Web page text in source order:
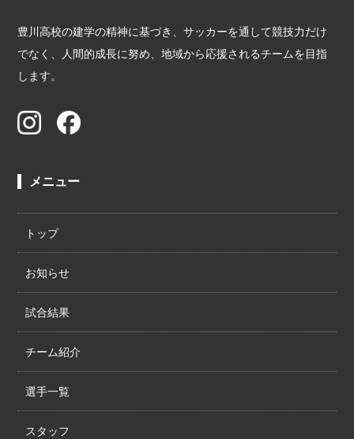
豊川高校の建学の精神に基づき、サッカーを通して競技力だけ
でなく、人間的成長に努め、地域から応援されるチームを目指
します。
メニュー
トップ
お知らせ
試合結果
チーム紹介
選手一覧
スタッフ